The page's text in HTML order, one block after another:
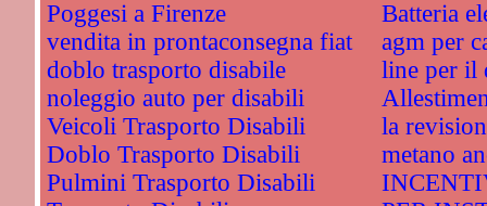
Poggesi a Firenze
vendita in prontaconsegna fiat
doblo trasporto disabile
noleggio auto per disabili
Veicoli Trasporto Disabili
Doblo Trasporto Disabili
Pulmini Trasporto Disabili
Batteria
agm per
line per il
la
metano